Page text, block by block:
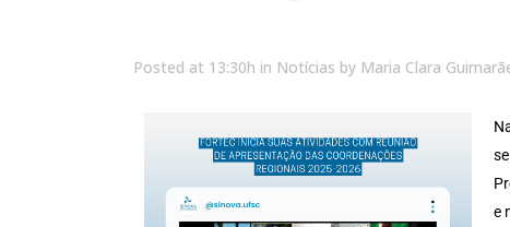
Posted at 13:30h in Notícias by Maria Clara
e